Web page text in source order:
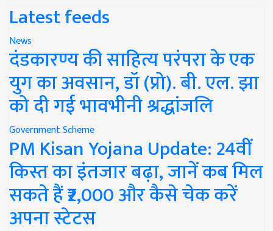
Latest feeds
News
दंडकारण्य की साहित्य परंपरा के एक
युग का अवसान, डॉ (प्रो). बी. एल. झा
को दी गई भावभीनी श्रद्धांजलि
Government Scheme
PM Kisan Yojana Update: 24वीं
किस्त का इंतजार बढ़ा, जानें कब मिल
सकते हैं ₹2,000 और कैसे चेक करें
अपना स्टेटस